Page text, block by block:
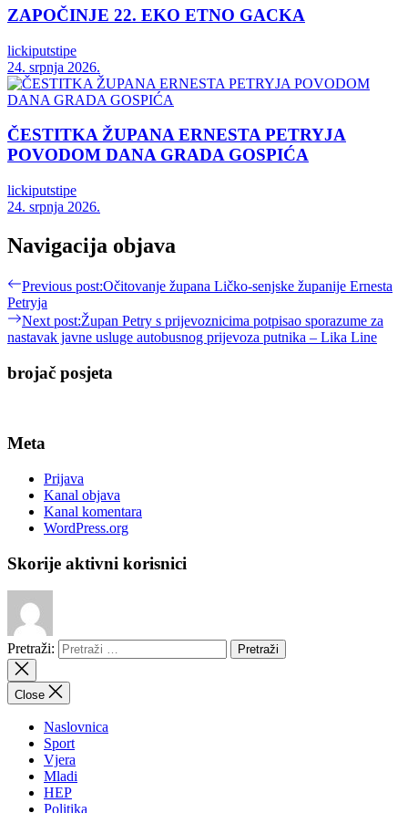
ZAPOČINJE 22. EKO ETNO GACKA
lickiputstipe
24. srpnja 2026.
ČESTITKA ŽUPANA ERNESTA PETRYJA
POVODOM DANA GRADA GOSPIĆA
lickiputstipe
24. srpnja 2026.
Navigacija objava
Previous post:Očitovanje župana Ličko-senjske županije Ernesta
Petryja
Next post:Župan Petry s prijevoznicima potpisao sporazume za
nastavak javne usluge autobusnog prijevoza putnika – Lika Line
brojač posjeta
Meta
Prijava
Kanal objava
Kanal komentara
WordPress.org
Skorije aktivni korisnici
Pretraži:
Close
Naslovnica
Sport
Vjera
Mladi
HEP
Politika